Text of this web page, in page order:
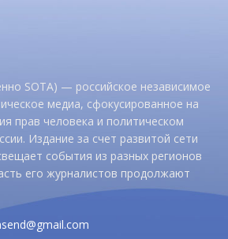
SOTA) — российское независимое
медиа, сфокусированное на
прав человека и политическом
Издание за счет развитой сети
события из разных регионов
его журналистов продолжают